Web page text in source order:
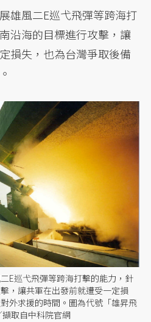
雄風二E巡弋飛彈等跨海打
沿海的目標進行攻擊，讓
損失，也為台灣爭取後備
E巡弋飛彈等跨海打擊的能力，針
，讓共軍在出發前就遭受一定損
外求援的時間。圖為代號「雄昇飛
取自中科院官網